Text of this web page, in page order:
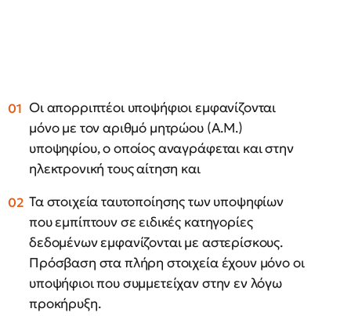
Οι απορριπτέοι υποψήφιοι εμφανίζονται
μόνο με τον αριθμό μητρώου (Α.Μ.)
υποψηφίου, ο οποίος αναγράφεται και στην
ηλεκτρονική τους αίτηση και
Τα στοιχεία ταυτοποίησης των υποψηφίων
που εμπίπτουν σε ειδικές κατηγορίες
δεδομένων εμφανίζονται με αστερίσκους.
Πρόσβαση στα πλήρη στοιχεία έχουν μόνο οι
υποψήφιοι που συμμετείχαν στην εν λόγω
προκήρυξη.